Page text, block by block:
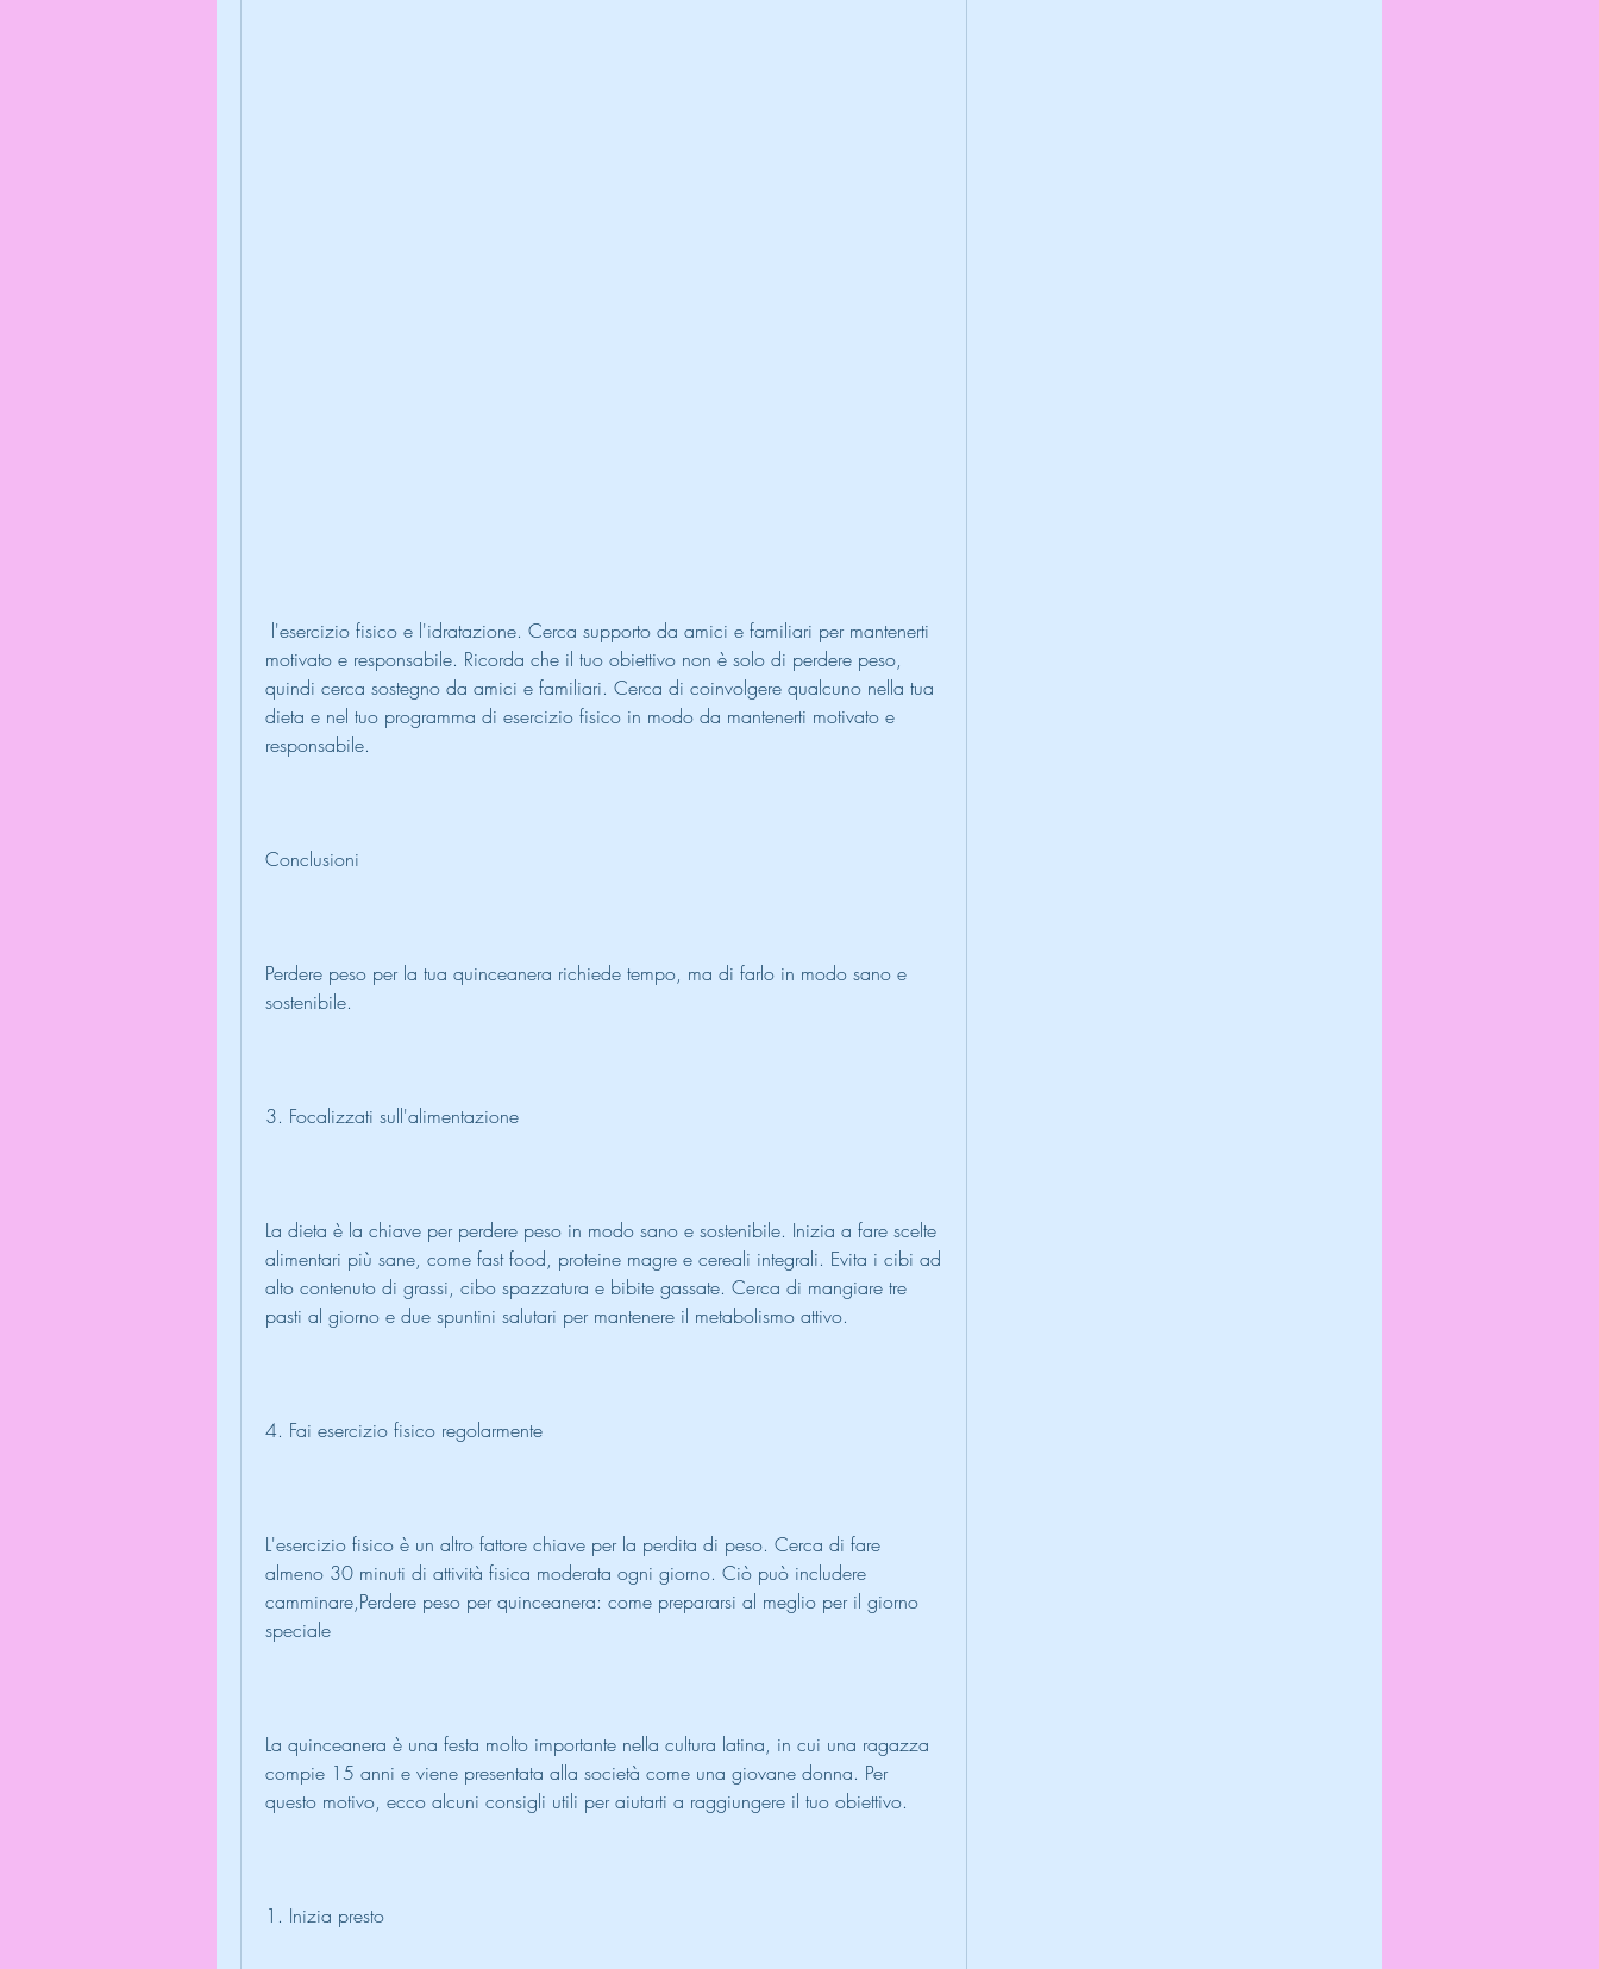
motivato e responsabile. Ricorda che il tuo obiettivo non è solo di perdere peso,
quindi cerca sostegno da amici e familiari. Cerca di coinvolgere qualcuno nella tua
dieta e nel tuo programma di esercizio fisico in modo da mantenerti motivato e
responsabile.
Conclusioni
Perdere peso per la tua quinceanera richiede tempo, ma di farlo in modo sano e
sostenibile.
3. Focalizzati sull'alimentazione
La dieta è la chiave per perdere peso in modo sano e sostenibile. Inizia a fare scelte
alimentari più sane, come fast food, proteine magre e cereali integrali. Evita i cibi ad
alto contenuto di grassi, cibo spazzatura e bibite gassate. Cerca di mangiare tre
pasti al giorno e due spuntini salutari per mantenere il metabolismo attivo.
4. Fai esercizio fisico regolarmente
L'esercizio fisico è un altro fattore chiave per la perdita di peso. Cerca di fare
almeno 30 minuti di attività fisica moderata ogni giorno. Ciò può includere
camminare,Perdere peso per quinceanera: come prepararsi al meglio per il giorno
speciale
La quinceanera è una festa molto importante nella cultura latina, in cui una ragazza
compie 15 anni e viene presentata alla società come una giovane donna. Per
questo motivo, ecco alcuni consigli utili per aiutarti a raggiungere il tuo obiettivo.
1. Inizia presto